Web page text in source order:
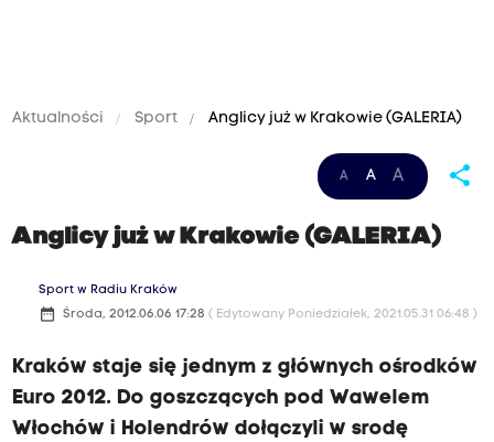
Aktualności Sport Anglicy już w Krakowie (GALERIA)
A A A share
Anglicy już w Krakowie (GALERIA)
Sport w Radiu Kraków
date_range Środa, 2012.06.06 17:28 ( Edytowany Poniedziałek, 2021.05.31 06:48 )
Kraków staje się jednym z głównych ośrodków
Euro 2012. Do goszczących pod Wawelem
Włochów i Holendrów dołączyli w srodę